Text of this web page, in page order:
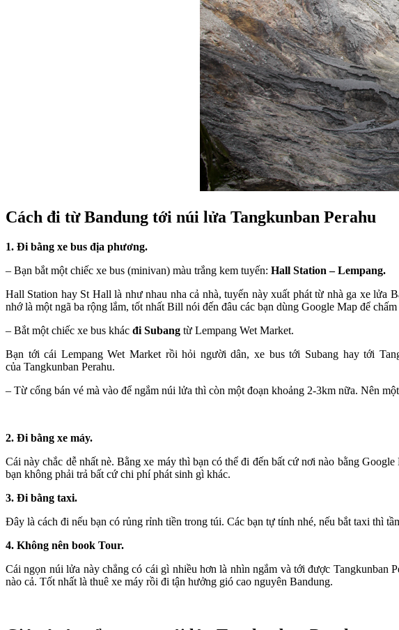
Cách đi từ Bandung tới núi lửa Tangkunban Perahu
1. Đi bằng xe bus địa phương.
– Bạn bắt một chiếc xe bus (minivan) màu trắng kem tuyến: Hall Station – Lempang.
Hall Station hay St Hall là như nhau nha cả nhà, tuyến này xuất phát từ nhà ga xe lửa
nhớ là một ngã ba rộng lắm, tốt nhất Bill nói đến đâu các bạn dùng Google Map để
– Bắt một chiếc xe bus khác đi Subang từ Lempang Wet Market.
Bạn tới cái Lempang Wet Market rồi hỏi người dân, xe bus tới Subang hay tới
của Tangkunban Perahu.
– Từ cổng bán vé mà vào để ngắm núi lửa thì còn một đoạn khoảng 2-3km nữa. Nên
2. Đi bằng xe máy.
Cái này chắc dễ nhất nè. Bằng xe máy thì bạn có thể đi đến bất cứ nơi nào bằng
bạn không phải trả bất cứ chi phí phát sinh gì khác.
3. Đi bằng taxi.
Đây là cách đi nếu bạn có rủng rỉnh tiền trong túi. Các bạn tự tính nhé, nếu bắt taxi thì
4. Không nên book Tour.
Cái ngọn núi lửa này chẳng có cái gì nhiều hơn là nhìn ngắm và tới được Tangkunban
nào cả. Tốt nhất là thuê xe máy rồi đi tận hưởng gió cao nguyên Bandung.